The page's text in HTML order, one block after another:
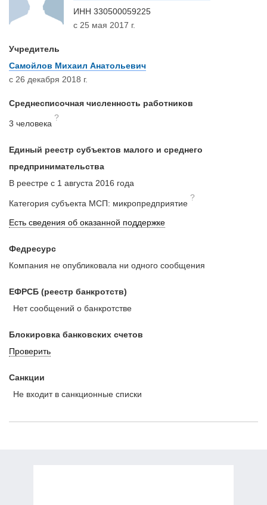
ИНН 330500059225
с 25 мая 2017 г.
Учредитель
Самойлов Михаил Анатольевич
с 26 декабря 2018 г.
Среднесписочная численность работников
3 человека
?
Единый реестр субъектов малого и среднего
предпринимательства
В реестре с 1 августа 2016 года
Категория субъекта МСП: микропредприятие
?
Есть сведения об оказанной поддержке
Федресурс
Компания не опубликовала ни одного сообщения
ЕФРСБ (реестр банкротств)
Нет сообщений о банкротстве
Блокировка банковских счетов
Проверить
Санкции
Не входит в санкционные списки